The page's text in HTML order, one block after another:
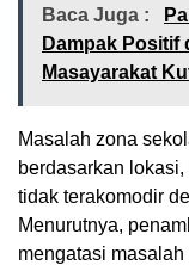
Baca Juga :
Dampak Positif
Masayarakat
Masalah zona
berdasarkan
tidak terakomodir
Menurutnya,
mengatasi